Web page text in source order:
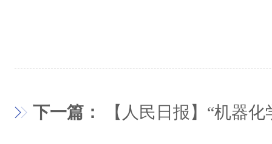
下一篇： 【人民日报】“机器